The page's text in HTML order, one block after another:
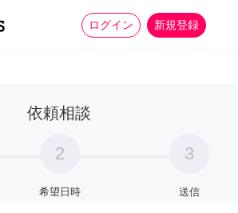
ログイン 新規登録
家事 more_horiz
依頼相談
2
希望日時
3
送信